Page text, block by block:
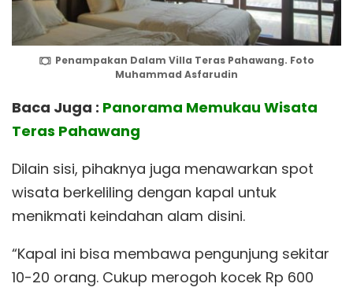
Penampakan Dalam Villa Teras Pahawang. Foto
Muhammad Asfarudin
Baca Juga : Panorama Memukau Wisata
Teras Pahawang
Dilain sisi, pihaknya juga menawarkan spot
wisata berkeliling dengan kapal untuk
menikmati keindahan alam disini.
“Kapal ini bisa membawa pengunjung sekitar
10-20 orang. Cukup merogoh kocek Rp 600